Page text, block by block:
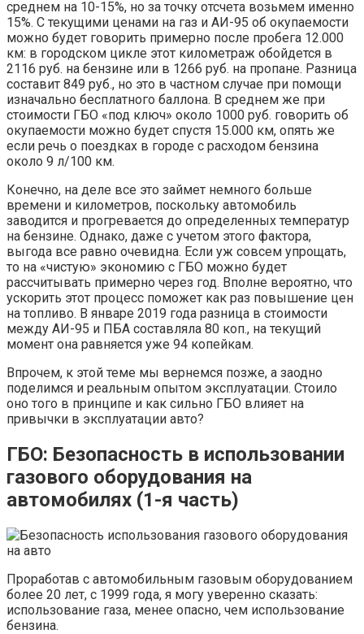
среднем на 10-15%, но за точку отсчета возьмем именно
15%. С текущими ценами на газ и АИ-95 об окупаемости
можно будет говорить примерно после пробега 12.000
км: в городском цикле этот километраж обойдется в
2116 руб. на бензине или в 1266 руб. на пропане. Разница
составит 849 руб., но это в частном случае при помощи
изначально бесплатного баллона. В среднем же при
стоимости ГБО «под ключ» около 1000 руб. говорить об
окупаемости можно будет спустя 15.000 км, опять же
если речь о поездках в городе с расходом бензина
около 9 л/100 км.
Конечно, на деле все это займет немного больше
времени и километров, поскольку автомобиль
заводится и прогревается до определенных температур
на бензине. Однако, даже с учетом этого фактора,
выгода все равно очевидна. Если уж совсем упрощать,
то на «чистую» экономию с ГБО можно будет
рассчитывать примерно через год. Вполне вероятно, что
ускорить этот процесс поможет как раз повышение цен
на топливо. В январе 2019 года разница в стоимости
между АИ-95 и ПБА составляла 80 коп., на текущий
момент она равняется уже 94 копейкам.
Впрочем, к этой теме мы вернемся позже, а заодно
поделимся и реальным опытом эксплуатации. Стоило
оно того в принципе и как сильно ГБО влияет на
привычки в эксплуатации авто?
ГБО: Безопасность в использовании
газового оборудования на
автомобилях (1-я часть)
Проработав с автомобильным газовым оборудованием
более 20 лет, с 1999 года, я могу уверенно сказать:
использование газа, менее опасно, чем использование
бензина.